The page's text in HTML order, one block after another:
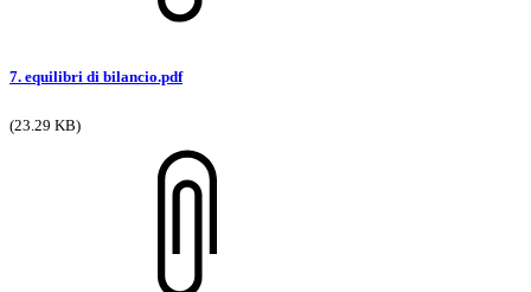
7. equilibri di bilancio.pdf
(23.29 KB)